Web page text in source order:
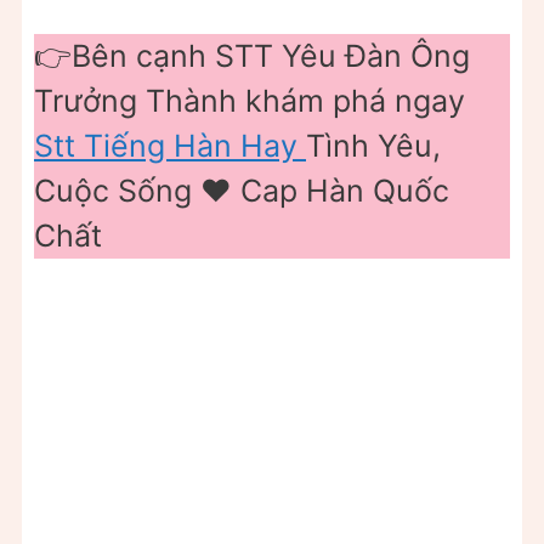
👉Bên cạnh STT Yêu Đàn Ông
Trưởng Thành khám phá ngay
Stt Tiếng Hàn Hay Tình Yêu,
Cuộc Sống ❤️ Cap Hàn Quốc
Chất